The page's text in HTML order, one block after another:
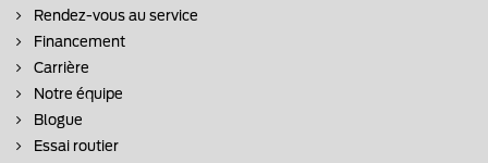
Rendez-vous au service
Financement
Carrière
Notre équipe
Blogue
Essai routier